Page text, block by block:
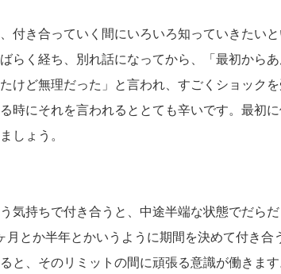
付き合っていく間にいろいろ知っていきたい
らく経ち、別れ話になってから、「最初から
けど無理だった」と言われ、すごくショック
時にそれを言われるととても辛いです。最初
しょう。
気持ちで付き合うと、中途半端な状態でだら
月とか半年とかいうように期間を決めて付き合
と、そのリミットの間に頑張る意識が働きま